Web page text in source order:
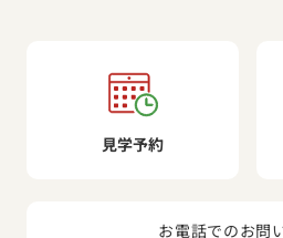
見学予約
お電話でのお問